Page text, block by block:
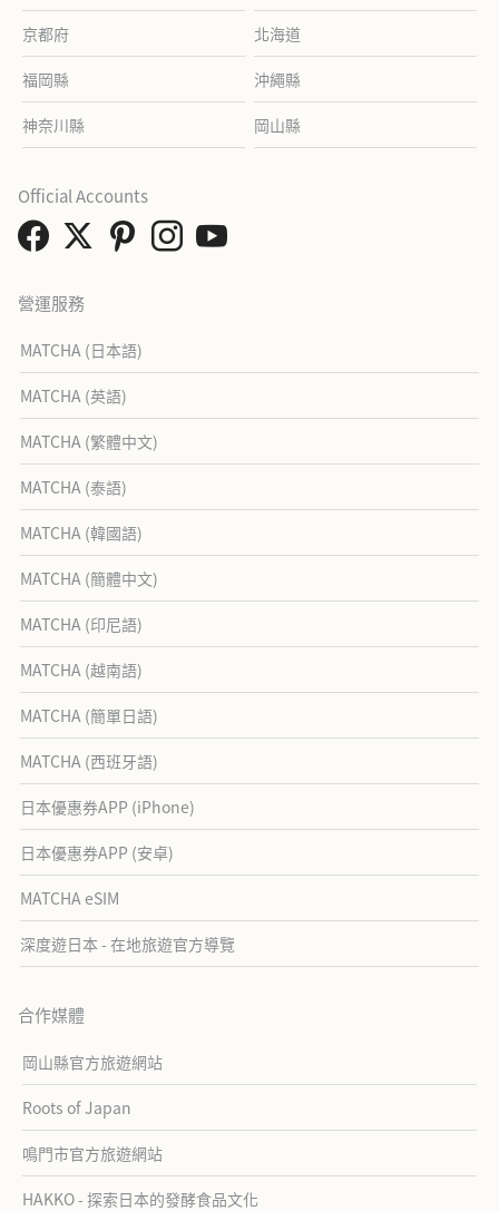
京都府 北海道
福岡縣 沖繩縣
神奈川縣 岡山縣
營運服務
MATCHA (日本語)
MATCHA (英語)
MATCHA (繁體中文)
MATCHA (泰語)
MATCHA (韓國語)
MATCHA (簡體中文)
MATCHA (印尼語)
MATCHA (越南語)
MATCHA (簡單日語)
MATCHA (西班牙語)
日本優惠券APP (iPhone)
日本優惠券APP (安卓)
MATCHA eSIM
深度遊日本 - 在地旅遊官方導覽
合作媒體
岡山縣官方旅遊網站
Roots of Japan
鳴門市官方旅遊網站
HAKKO - 探索日本的發酵食品文化
Official Accounts